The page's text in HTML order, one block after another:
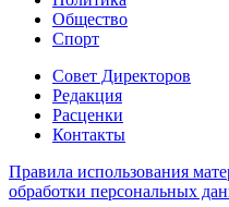
Общество
Спорт
Совет Директоров
Редакция
Расценки
Контакты
Правила использования
обработки персональных